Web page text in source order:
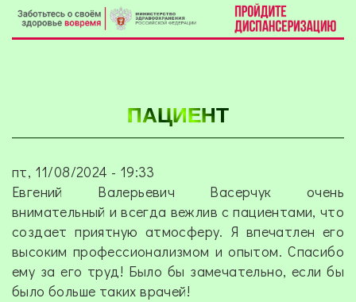
ПАЦИЕНТ
пт, 11/08/2024 - 19:33
Евгений Валерьевич Васерчук очень
внимательный и всегда вежлив с пациентами, что
создает приятную атмосферу. Я впечатлен его
высоким профессионализмом и опытом. Спасибо
ему за его труд! Было бы замечательно, если бы
было больше таких врачей!